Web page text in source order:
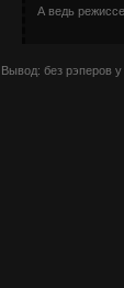
А ведь
Вывод: без рэперов